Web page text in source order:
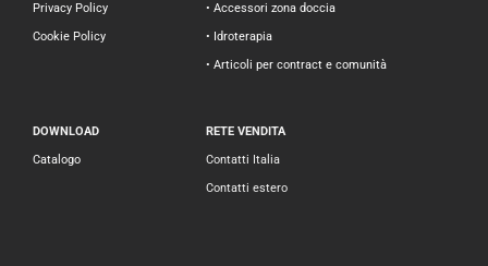
Privacy Policy
Cookie Policy
• Accessori zona doccia
• Idroterapia
• Articoli per contract e comunità
DOWNLOAD
Catalogo
RETE VENDITA
Contatti Italia
Contatti estero